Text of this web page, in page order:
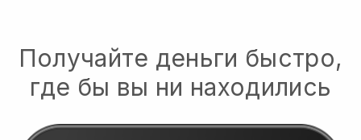
Получайте деньги быстро,
где бы вы ни находились